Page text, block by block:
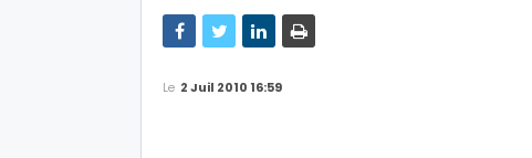
Le 2 Juil 2010 16:59